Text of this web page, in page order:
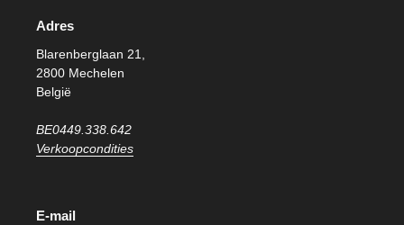
Adres
Blarenberglaan 21,
2800 Mechelen
België
BE0449.338.642
Verkoopcondities
E-mail